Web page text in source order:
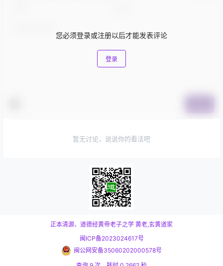
您必须登录或注册以后才能发表评论
登录
暂无讨论，说说你的看法吧
正本清源、道德经黄帝老子之学 黄老,玄黄道家
闽ICP备2023024617号
闽公网安备35060202000578号